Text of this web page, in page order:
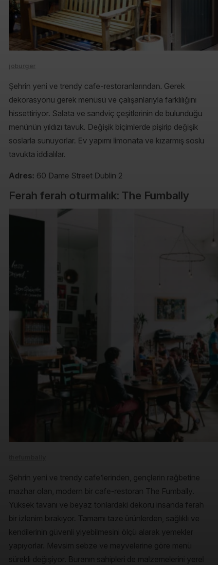
joburger
Şehrin yeni ve trendy cafe-restoranlarından. Gerek
dekorasyonu gerek menüsü ve çalışanlarıyla farklılığını
hissettiriyor. Salata ve sandviç çeşitlerinin de bulunduğu
menünün yıldızı tavuk. Değişik biçimlerde pişirip değişik
soslarla sunuyorlar. Ev yapımı limonata ve kızarmış soslu
tavukta iddialılar.
Adres: 60 Dame Street Dublin 2
Ferah ferah oturmalık: The Fumbally
Şehrin yeni ve trendy cafe’lerinden, gençlerin rağbetine
mazhar olan, modern bir cafe-restoran The Fumbally.
Yüksek tavanı ve beyaz tonlardaki dekoru insanda ferah
bir izlenim bırakıyor. Tamamı taze ürünlerden, sağlıklı ve
kendilerinin güvenli yiyebilmesini ölçü alarak yemekler
yapıyorlar. Mevsim sebze ve meyvelerine göre menü
sürekli değişiyor. Buranın sahipleri de malzemelerini yerel